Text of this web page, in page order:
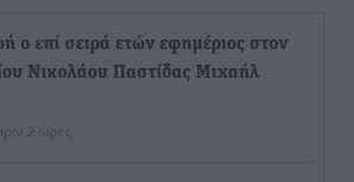
ο επί σειρά ετών εφημέριος στον
Νικολάου Παστίδας Μιχαήλ
2 ώρες